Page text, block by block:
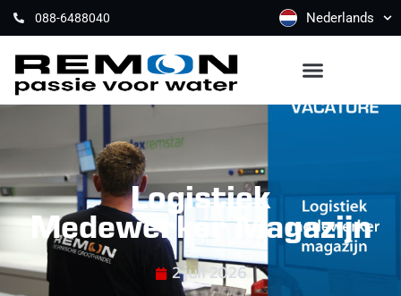
088-6488040 Nederlands
Logistiek
Medewerker Magazijn
2 juli 2026